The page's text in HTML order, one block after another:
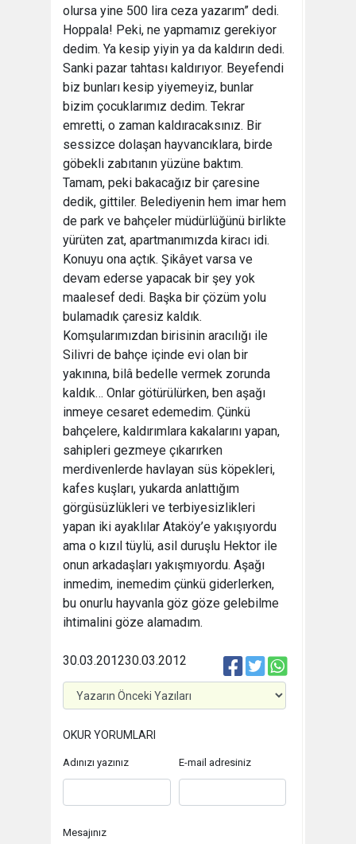
olursa yine 500 lira ceza yazarım” dedi.
Hoppala! Peki, ne yapmamız gerekiyor
dedim. Ya kesip yiyin ya da kaldırın dedi.
Sanki pazar tahtası kaldırıyor. Beyefendi
biz bunları kesip yiyemeyiz, bunlar
bizim çocuklarımız dedim. Tekrar
emretti, o zaman kaldıracaksınız. Bir
sessizce dolaşan hayvancıklara, birde
göbekli zabıtanın yüzüne baktım.
Tamam, peki bakacağız bir çaresine
dedik, gittiler. Belediyenin hem imar hem
de park ve bahçeler müdürlüğünü birlikte
yürüten zat, apartmanımızda kiracı idi.
Konuyu ona açtık. Şikâyet varsa ve
devam ederse yapacak bir şey yok
maalesef dedi. Başka bir çözüm yolu
bulamadık çaresiz kaldık.
Komşularımızdan birisinin aracılığı ile
Silivri de bahçe içinde evi olan bir
yakınına, bilâ bedelle vermek zorunda
kaldık… Onlar götürülürken, ben aşağı
inmeye cesaret edemedim. Çünkü
bahçelere, kaldırımlara kakalarını yapan,
sahipleri gezmeye çıkarırken
merdivenlerde havlayan süs köpekleri,
kafes kuşları, yukarda anlattığım
görgüsüzlükleri ve terbiyesizlikleri
yapan iki ayaklılar Ataköy’e yakışıyordu
ama o kızıl tüylü, asil duruşlu Hektor ile
onun arkadaşları yakışmıyordu. Aşağı
inmedim, inemedim çünkü giderlerken,
bu onurlu hayvanla göz göze gelebilme
ihtimalini göze alamadım.
30.03.2012
30.03.2012
OKUR YORUMLARI
Adınızı yazınız E-mail adresiniz
Mesajınız